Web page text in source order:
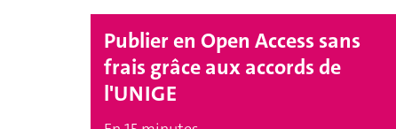
Publier en Open Access sans
frais grâce aux accords de
l'UNIGE